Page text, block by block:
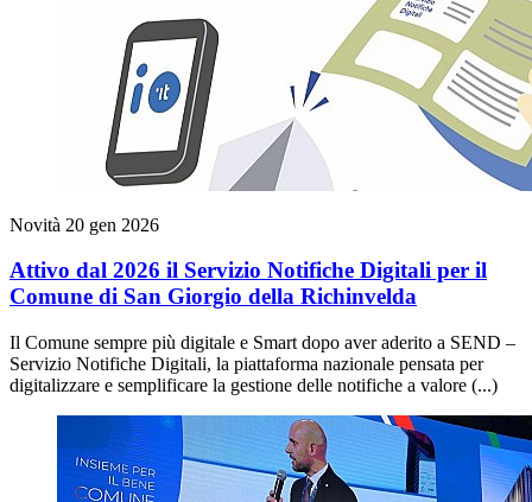
Novità 20 gen 2026
Attivo dal 2026 il Servizio Notifiche Digitali per il
Comune di San Giorgio della Richinvelda
Il Comune sempre più digitale e Smart dopo aver aderito a SEND –
Servizio Notifiche Digitali, la piattaforma nazionale pensata per
digitalizzare e semplificare la gestione delle notifiche a valore (...)